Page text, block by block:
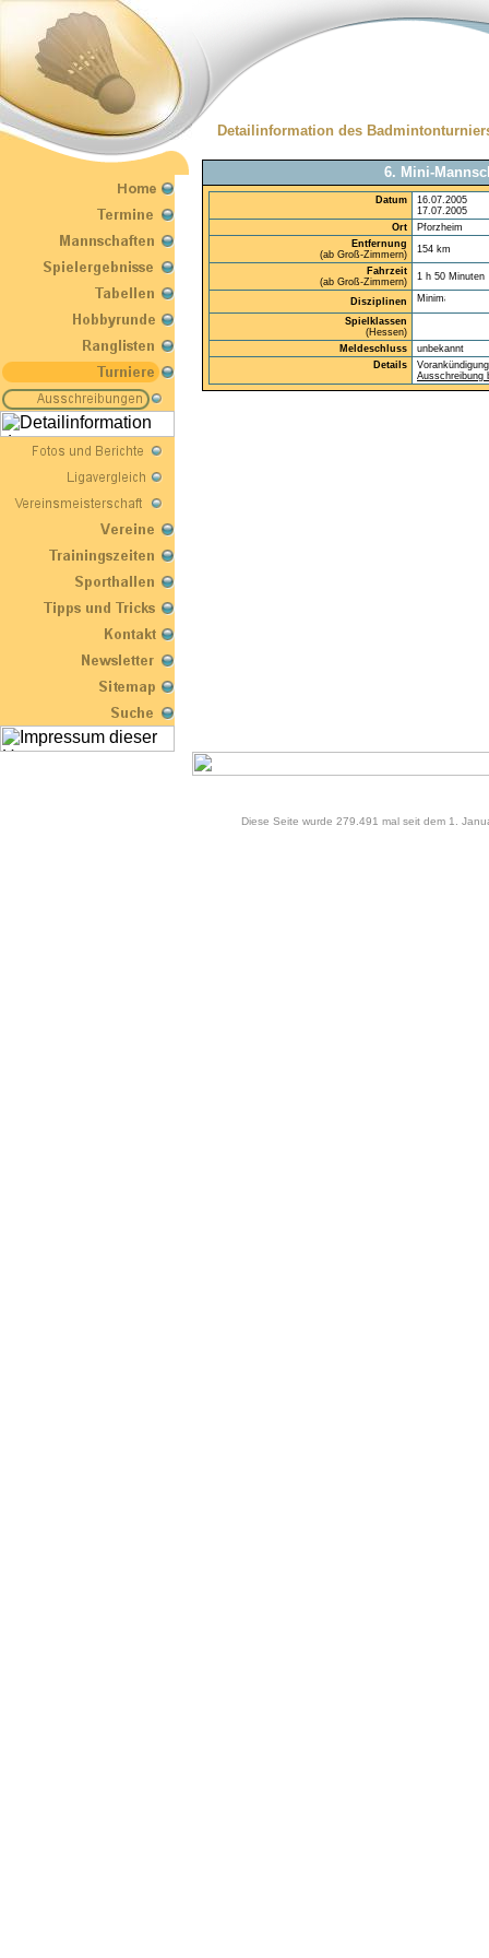
Detailinformation des
6. Mini-
Datum
16.07.2005
17.07.2005
Ort
Pforzheim
Entfernung
(ab Groß-Zimmern)
154 km
Fahrzeit
(ab Groß-Zimmern)
1 h 50 Minuten
Disziplinen
Spielklassen
(Hessen)
Meldeschluss
unbekannt
Details
Vorankündigung
Ausschreibung
Diese Seite wurde 279.491 mal seit dem 1.